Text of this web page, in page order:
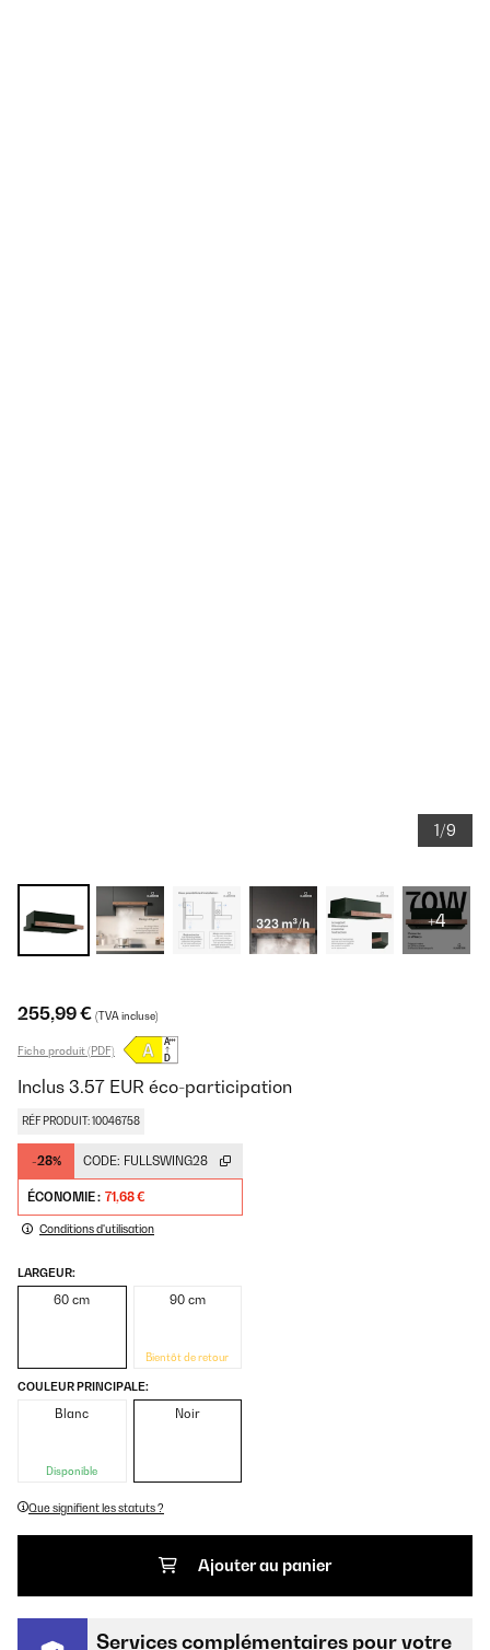
1/9
+4
255,99 € (TVA incluse)
Fiche produit (PDF)
Inclus 3.57 EUR éco-participation
RÉF PRODUIT: 10046758
-28% CODE: FULLSWING28
ÉCONOMIE : 71,68 €
Conditions d'utilisation
LARGEUR:
60 cm 90 cm
Bientôt de retour
COULEUR PRINCIPALE:
Blanc
Disponible
Noir
Que signifient les statuts ?
Ajouter au panier
Services complémentaires pour votre